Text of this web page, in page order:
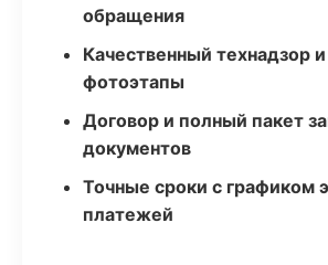
обращения
Качественный технадзор
фотоэтапы
Договор и полный пакет
документов
Точные сроки с графиком
платежей